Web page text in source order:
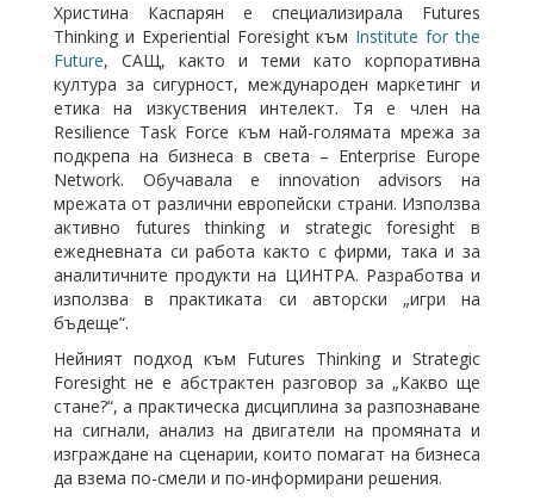
Христина Каспарян е специализирала Futures
Thinking и Experiential Foresight към Institute for the
Future, САЩ, както и теми като корпоративна
култура за сигурност, международен маркетинг и
етика на изкуствения интелект. Тя е член на
Resilience Task Force към най-голямата мрежа за
подкрепа на бизнеса в света – Enterprise Europe
Network. Обучавала е innovation advisors на
мрежата от различни европейски страни. Използва
активно futures thinking и strategic foresight в
ежедневната си работа както с фирми, така и за
аналитичните продукти на ЦИНТРА. Разработва и
използва в практиката си авторски „игри на
бъдеще“.
Нейният подход към Futures Thinking и Strategic
Foresight не е абстрактен разговор за „Какво ще
стане?“, а практическа дисциплина за разпознаване
на сигнали, анализ на двигатели на промяната и
изграждане на сценарии, които помагат на бизнеса
да взема по-смели и по-информирани решения.